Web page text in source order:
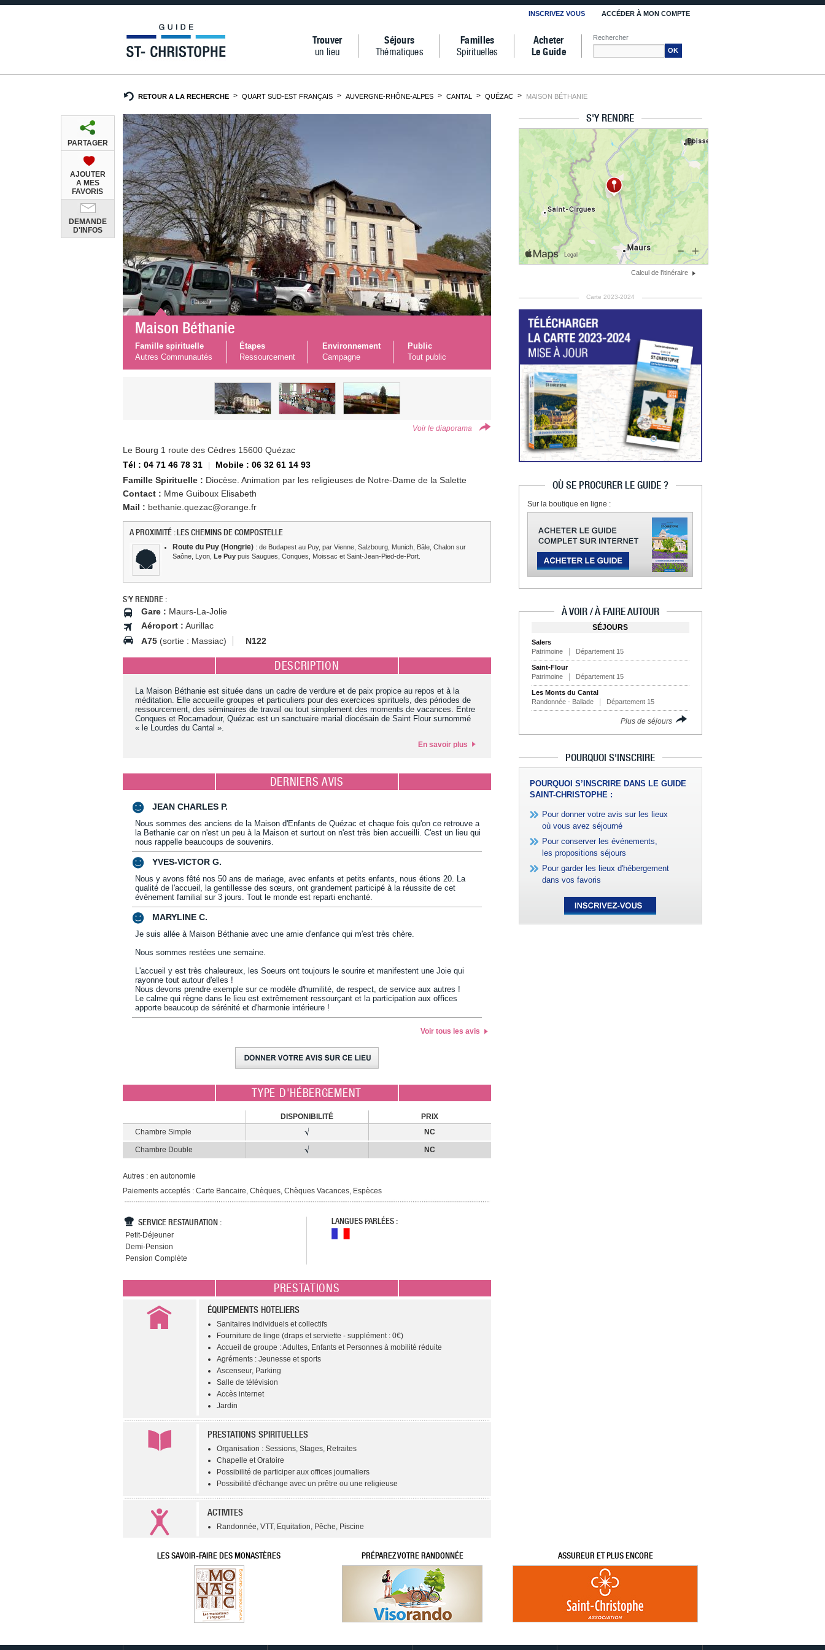
INSCRIVEZ VOUS ACCÉDER À MON COMPTE
Trouver
un lieu
Séjours
Thématiques
Familles
Spirituelles
Acheter
Le Guide
Rechercher
OK
RETOUR A LA RECHERCHE QUART SUD-EST FRANÇAIS AUVERGNE-RHÔNE-ALPES CANTAL QUÉZAC MAISON BÉTHANIE
Maison Béthanie
Famille spirituelle
Autres Communautés
Étapes
Ressourcement
Environnement
Campagne
Public
Tout public
Voir le diaporama
Le Bourg 1 route des Cèdres 15600 Quézac
Tél : 04 71 46 78 31
Mobile : 06 32 61 14 93
Famille Spirituelle : Diocèse. Animation par les religieuses de Notre-Dame de la Salette
Contact : Mme Guiboux Elisabeth
Mail : bethanie.quezac@orange.fr
A PROXIMITÉ : LES CHEMINS DE COMPOSTELLE
Route du Puy (Hongrie): de Budapest au Puy, par Vienne, Salzbourg, Munich, Bâle, Chalon sur
Saône, Lyon,
Le Puypuis Saugues, Conques, Moissac et Saint-Jean-Pied-de-Port.
S'Y RENDRE :
Gare : Maurs-La-Jolie
Aéroport : Aurillac
A75 (sortie : Massiac) N122
DESCRIPTION
La Maison Béthanie est située dans un cadre de verdure et de paix propice au repos et à la
méditation. Elle accueille groupes et particuliers pour des exercices spirituels, des périodes de
ressourcement, des séminaires de travail ou tout simplement des moments de vacances. Entre
Conques et Rocamadour, Quézac est un sanctuaire marial diocésain de Saint Flour surnommé
« le Lourdes du Cantal ».
En savoir plus
DERNIERS AVIS
JEAN CHARLES P.
Nous sommes des anciens de la Maison d'Enfants de Quézac et chaque fois qu'on ce retrouve a
la Bethanie car on n'est un peu à la Maison et surtout on n'est très bien accueilli. C'est un lieu qui
nous rappelle beaucoups de souvenirs.
YVES-VICTOR G.
Nous y avons fêté nos 50 ans de mariage, avec enfants et petits enfants, nous étions 20. La
qualité de l'accueil, la gentillesse des sœurs, ont grandement participé à la réussite de cet
évènement familial sur 3 jours. Tout le monde est reparti enchanté.
MARYLINE C.
Je suis allée à Maison Béthanie avec une amie d'enfance qui m'est très chère.
Nous sommes restées une semaine.
L'accueil y est très chaleureux, les Soeurs ont toujours le sourire et manifestent une Joie qui
rayonne tout autour d'elles !
Nous devons prendre exemple sur ce modèle d'humilité, de respect, de service aux autres !
Le calme qui règne dans le lieu est extrêmement ressourçant et la participation aux offices
apporte beaucoup de sérénité et d'harmonie intérieure !
Voir tous les avis
TYPE D'HÉBERGEMENT
DISPONIBILITÉ
PRIX
Chambre Simple
NC
Chambre Double NC
Autres : en autonomie
Paiements acceptés : Carte Bancaire, Chèques, Chèques Vacances, Espèces
SERVICE RESTAURATION :
Petit-Déjeuner
Demi-Pension
Pension Complète
LANGUES PARLÉES :
PRESTATIONS
ÉQUIPEMENTS HOTELIERS
Sanitaires individuels et collectifs
Fourniture de linge (draps et serviette - supplément : 0€)
Accueil de groupe : Adultes, Enfants et Personnes à mobilité réduite
Agréments : Jeunesse et sports
Ascenseur, Parking
Salle de télévision
Accès internet
Jardin
PRESTATIONS SPIRITUELLES
Organisation : Sessions, Stages, Retraites
Chapelle et Oratoire
Possibilité de participer aux offices journaliers
Possibilité d'échange avec un prêtre ou une religieuse
ACTIVITES
Randonnée, VTT, Equitation, Pêche, Piscine
PARTAGER
AJOUTER
A MES
FAVORIS
DEMANDE
D'INFOS
S'Y RENDRE
Calcul de l'itinéraire
Carte 2023-2024
OÙ SE PROCURER LE GUIDE ?
Sur la boutique en ligne :
À VOIR / À FAIRE AUTOUR
SÉJOURS
Salers
Patrimoine
Département 15
Saint-Flour
Patrimoine
Département 15
Les Monts du Cantal
Randonnée - Ballade
Département 15
Plus de séjours
POURQUOI S'INSCRIRE
POURQUOI S’INSCRIRE DANS LE GUIDE
SAINT-CHRISTOPHE :
Pour donner votre avis sur les lieux
où vous avez séjourné
Pour conserver les événements,
les propositions séjours
Pour garder les lieux d'hébergement
dans vos favoris
LES SAVOIR-FAIRE DES MONASTÈRES PRÉPAREZ VOTRE RANDONNÉE ASSUREUR ET PLUS ENCORE